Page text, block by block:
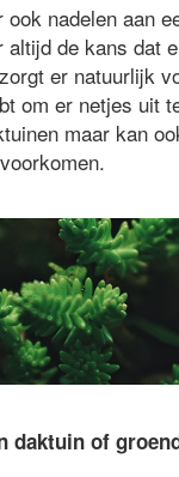
nadelen aan
de kans dat
er natuurlijk
om er netjes uit
maar kan
daktuin of